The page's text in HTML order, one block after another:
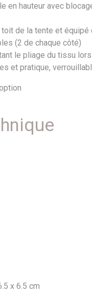
en hauteur avec
de la tente et
(2 de chaque côté)
le pliage du tissu
et pratique,
x 6.5 cm